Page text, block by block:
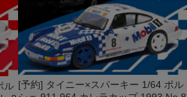
ル [予約] タイニー×スパーキー 1/64 ポル